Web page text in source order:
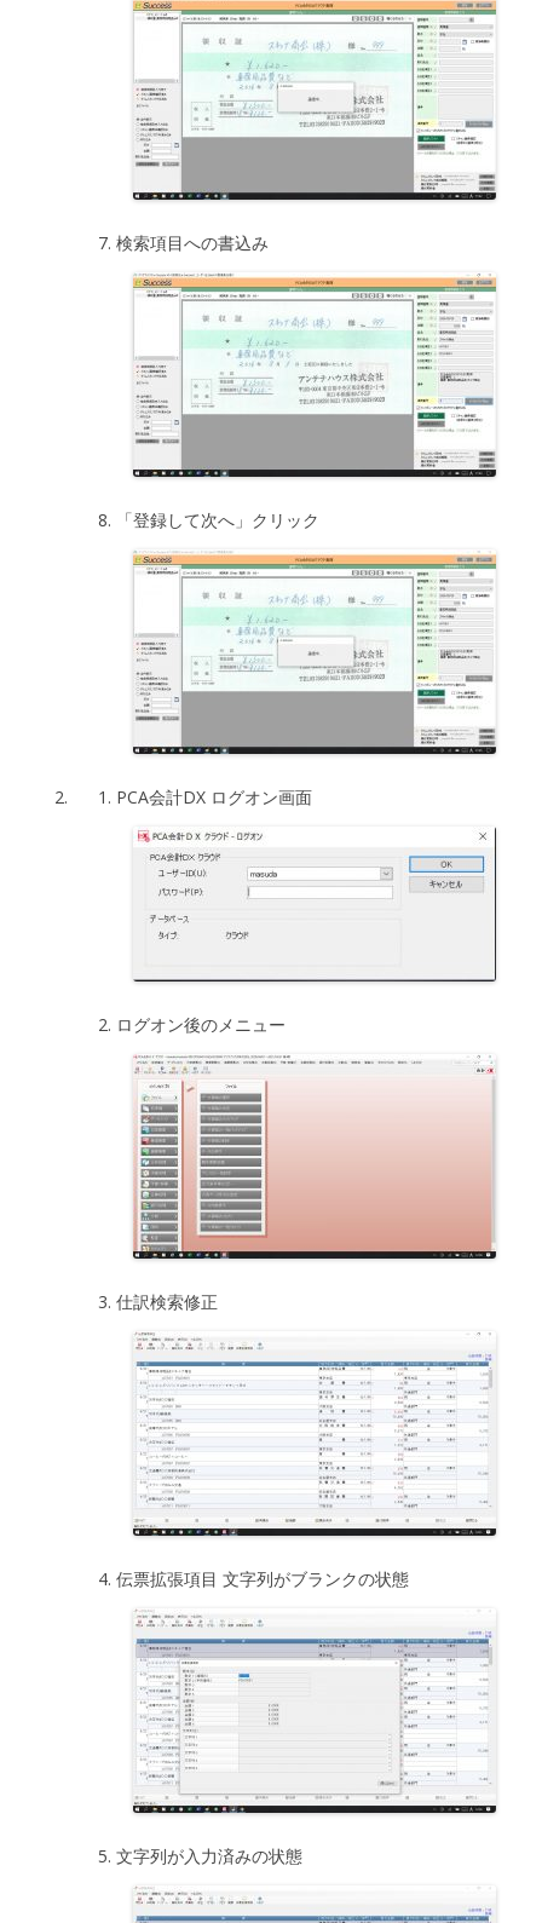
検索項目への書込み
「登録して次へ」クリック
PCA会計DX ログオン画面
ログオン後のメニュー
仕訳検索修正
伝票拡張項目 文字列がブランクの状態
文字列が入力済みの状態